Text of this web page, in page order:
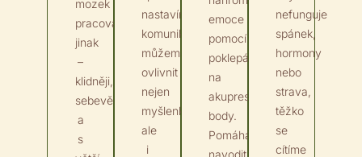
mozek
pracovat
jinak
–
klidněji,
sebevědoměji
a
s
nastavíme
komunikaci,
můžeme
ovlivnit
nejen
myšlenky,
ale
i
emoce
pomocí
poklepávání
na
akupresurní
body.
Pomáhá
nefunguje
spánek,
hormony
nebo
strava,
těžko
se
cítíme